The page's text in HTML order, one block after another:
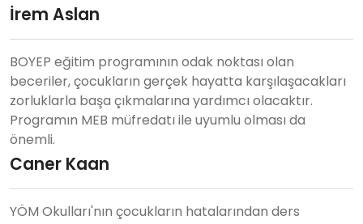
İrem Aslan
BOYEP eğitim programının odak noktası olan
beceriler, çocukların gerçek hayatta karşılaşacakları
zorluklarla başa çıkmalarına yardımcı olacaktır.
Programın MEB müfredatı ile uyumlu olması da
önemli.
Caner Kaan
YÖM Okulları'nın çocukların hatalarından ders